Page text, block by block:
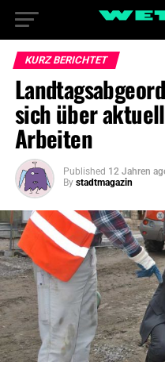
KURZ BERICHTET
sich über
Arbeiten
Published 12 Jahren
By stadtmagazin